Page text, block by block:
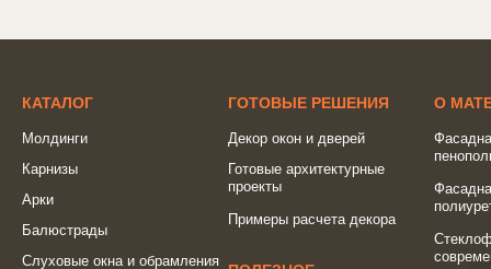
КАТАЛОГ
Молдинги
Карнизы
Арки
Балюстрады
Слуховые окна и обрамления
ГОТОВЫЕ РЕШЕНИЯ
Декор окон и дверей
Готовые архитектурные
проекты
Примеры расчета декора
О